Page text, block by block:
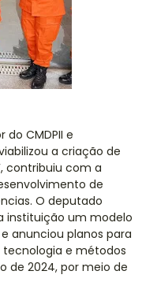
CMDPII e
a criação de
contribuiu com a
de
O deputado
instituição um modelo
anunciou planos para
tecnologia e métodos
de 2024, por meio de